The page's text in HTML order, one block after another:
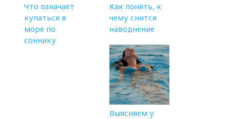
Что означает
купаться в
море по
соннику
Как понять, к
чему снится
наводнение
Выясняем у